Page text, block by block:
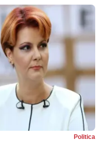
Politica